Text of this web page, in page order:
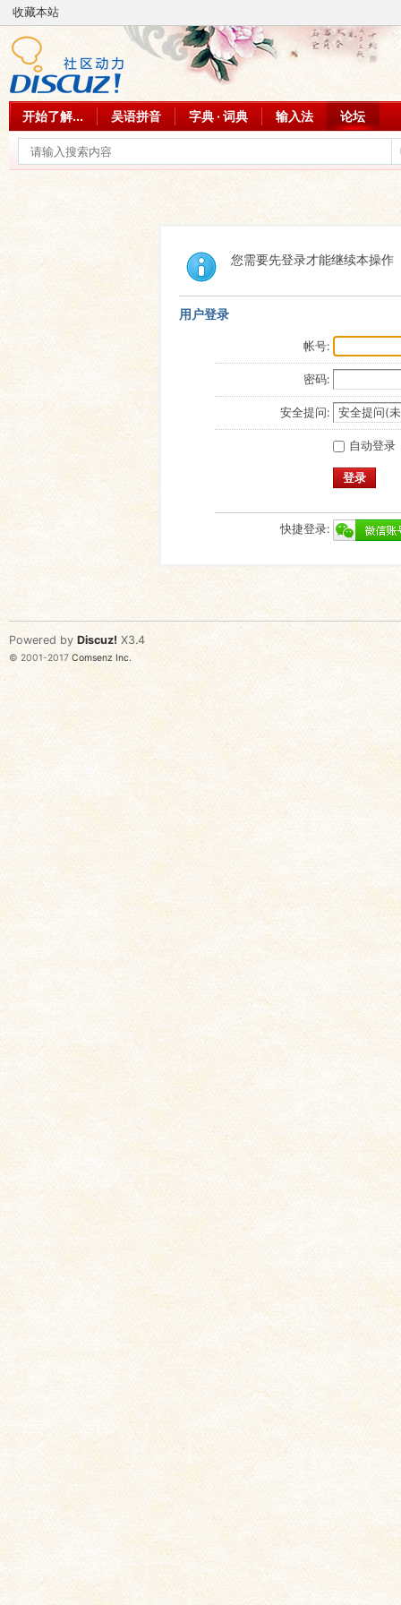
收藏本站
开始了解... 吴语拼音 字典 · 词典 输入法 论坛
您需要先登录才能继续本操作
用户登录
帐号:
密码:
安全提问:
自动登录
登录
快捷登录:
Powered by Discuz! X3.4
© 2001-2017 Comsenz Inc.